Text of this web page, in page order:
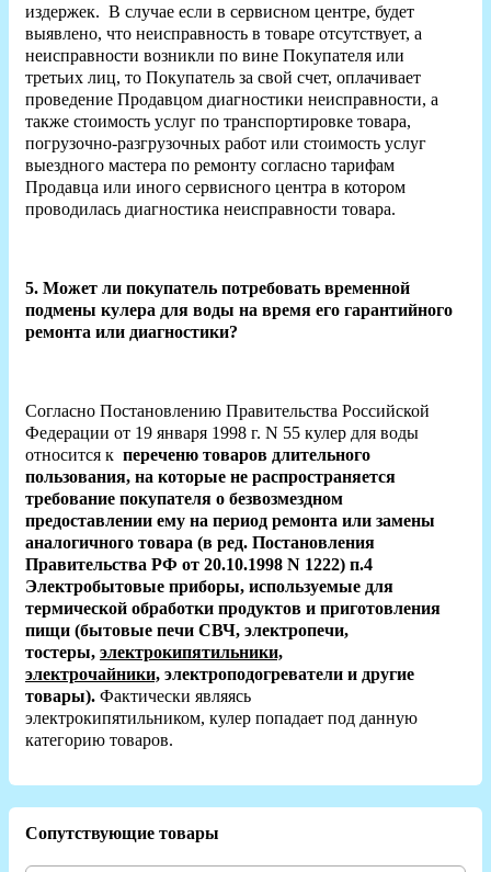
издержек. В случае если в сервисном центре, будет
выявлено, что неисправность в товаре отсутствует, а
неисправности возникли по вине Покупателя или
третьих лиц, то Покупатель за свой счет, оплачивает
проведение Продавцом диагностики неисправности, а
также стоимость услуг по транспортировке товара,
погрузочно-разгрузочных работ или стоимость услуг
выездного мастера по ремонту согласно тарифам
Продавца или иного сервисного центра в котором
проводилась диагностика неисправности товара.
5. Может ли покупатель потребовать временной
подмены кулера для воды на время его гарантийного
ремонта или диагностики?
Согласно Постановлению Правительства Российской
Федерации от 19 января 1998 г. N 55 кулер для воды
относится к переченю товаров длительного
пользования, на которые не распространяется
требование покупателя о безвозмездном
предоставлении ему на период ремонта или замены
аналогичного товара (в ред. Постановления
Правительства РФ от 20.10.1998 N 1222) п.4
Электробытовые приборы, используемые для
термической обработки продуктов и приготовления
пищи (бытовые печи СВЧ, электропечи,
тостеры, электрокипятильники,
электрочайники, электроподогреватели и другие
товары). Фактически являясь
электрокипятильником, кулер попадает под данную
категорию товаров.
Сопутствующие товары